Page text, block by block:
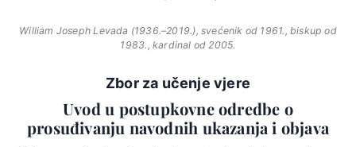
William Joseph Levada (1936.–2019.), svećenik od 1961., biskup od
1983., kardinal od 2005.
Zbor za učenje vjere
Uvod u postupkovne odredbe o
prosuđivanju navodnih ukazanja i objava